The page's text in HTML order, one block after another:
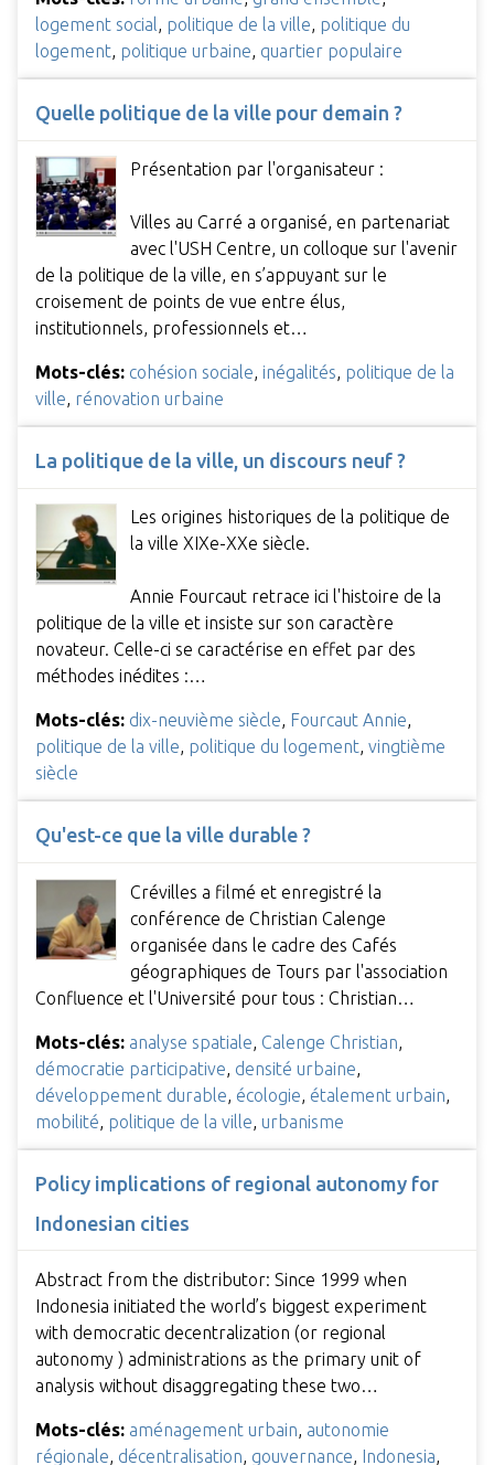
logement social, politique de la ville, politique du
logement, politique urbaine, quartier populaire
Quelle politique de la ville pour demain ?
Présentation par l'organisateur :
Villes au Carré a organisé, en partenariat
avec l'USH Centre, un colloque sur l'avenir
de la politique de la ville, en s’appuyant sur le
croisement de points de vue entre élus,
institutionnels, professionnels et…
Mots-clés: cohésion sociale, inégalités, politique de la
ville, rénovation urbaine
La politique de la ville, un discours neuf ?
Les origines historiques de la politique de
la ville XIXe-XXe siècle.
Annie Fourcaut retrace ici l'histoire de la
politique de la ville et insiste sur son caractère
novateur. Celle-ci se caractérise en effet par des
méthodes inédites :…
Mots-clés: dix-neuvième siècle, Fourcaut Annie,
politique de la ville, politique du logement, vingtième
siècle
Qu'est-ce que la ville durable ?
Crévilles a filmé et enregistré la
conférence de Christian Calenge
organisée dans le cadre des Cafés
géographiques de Tours par l'association
Confluence et l'Université pour tous : Christian…
Mots-clés: analyse spatiale Calenge Christian
démocratie participative densité urbaine
développement durable écologie étalement urbain
mobilité politique de la ville urbanisme
Policy implications of regional autonomy for
Indonesian cities
Abstract from the distributor: Since 1999 when
Indonesia initiated the world’s biggest experiment
with democratic decentralization (or regional
autonomy ) administrations as the primary unit of
analysis without disaggregating these two…
Mots-clés: aménagement urbain, autonomie
régionale, décentralisation, gouvernance, Indonesia,